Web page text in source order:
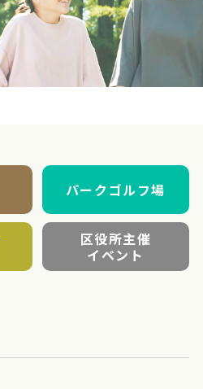
パークゴルフ場
区役所主催
イベント